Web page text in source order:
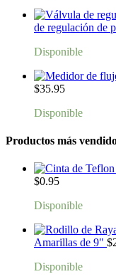
de regulación de
Disponible
$35.95
Disponible
Productos más
$0.95
Disponible
Amarillas de 9" $
Disponible